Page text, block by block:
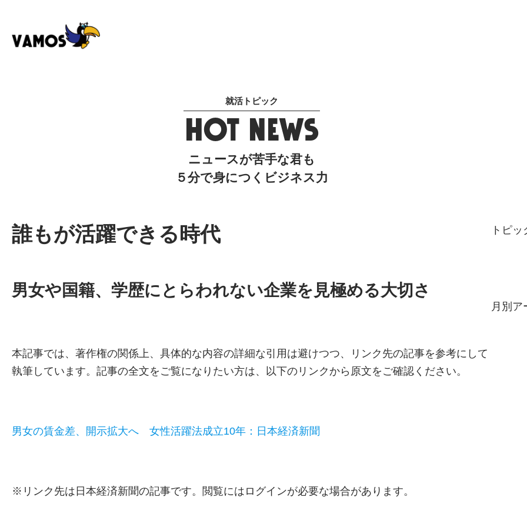
就活トピック
HOT NEWS
ニュースが苦手な君も
５分で身につくビジネス力
誰もが活躍できる時代
男女や国籍、学歴にとらわれない企業を見極める大切さ
本記事では、著作権の関係上、具体的な内容の詳細な引用は避けつつ、リンク先の記事を参考にして
執筆しています。記事の全文をご覧になりたい方は、以下のリンクから原文をご確認ください。
男女の賃金差、開示拡大へ 女性活躍法成立10年：日本経済新聞
※リンク先は日本経済新聞の記事です。閲覧にはログインが必要な場合があります。
トピ
月別ア